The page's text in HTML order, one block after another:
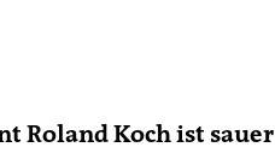
Roland Koch ist sauer